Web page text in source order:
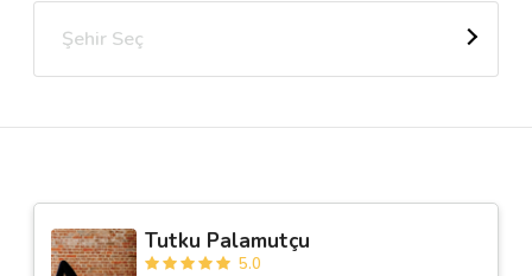
Destek
İletişim
Blog
Şehir Seç
Tutku Palamutçu
5.0